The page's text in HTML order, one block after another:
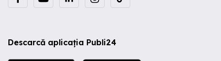
Descarcă aplicația Publi24